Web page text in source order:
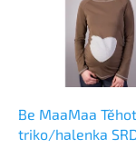
Be MaaMaa
triko/halenka